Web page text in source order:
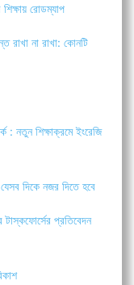
রোডম্যাপ
রাখা না রাখা: কোনটি
: নতুন শিক্ষাক্রমে ইংরেজি
দিকে নজর দিতে হবে
প্রতিবেদন